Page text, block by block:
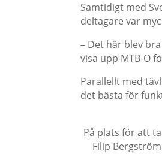
Samtidigt med
deltagare var
– Det här blev
visa upp MTB-O
Parallellt med
det bästa för
På plats för att
Filip